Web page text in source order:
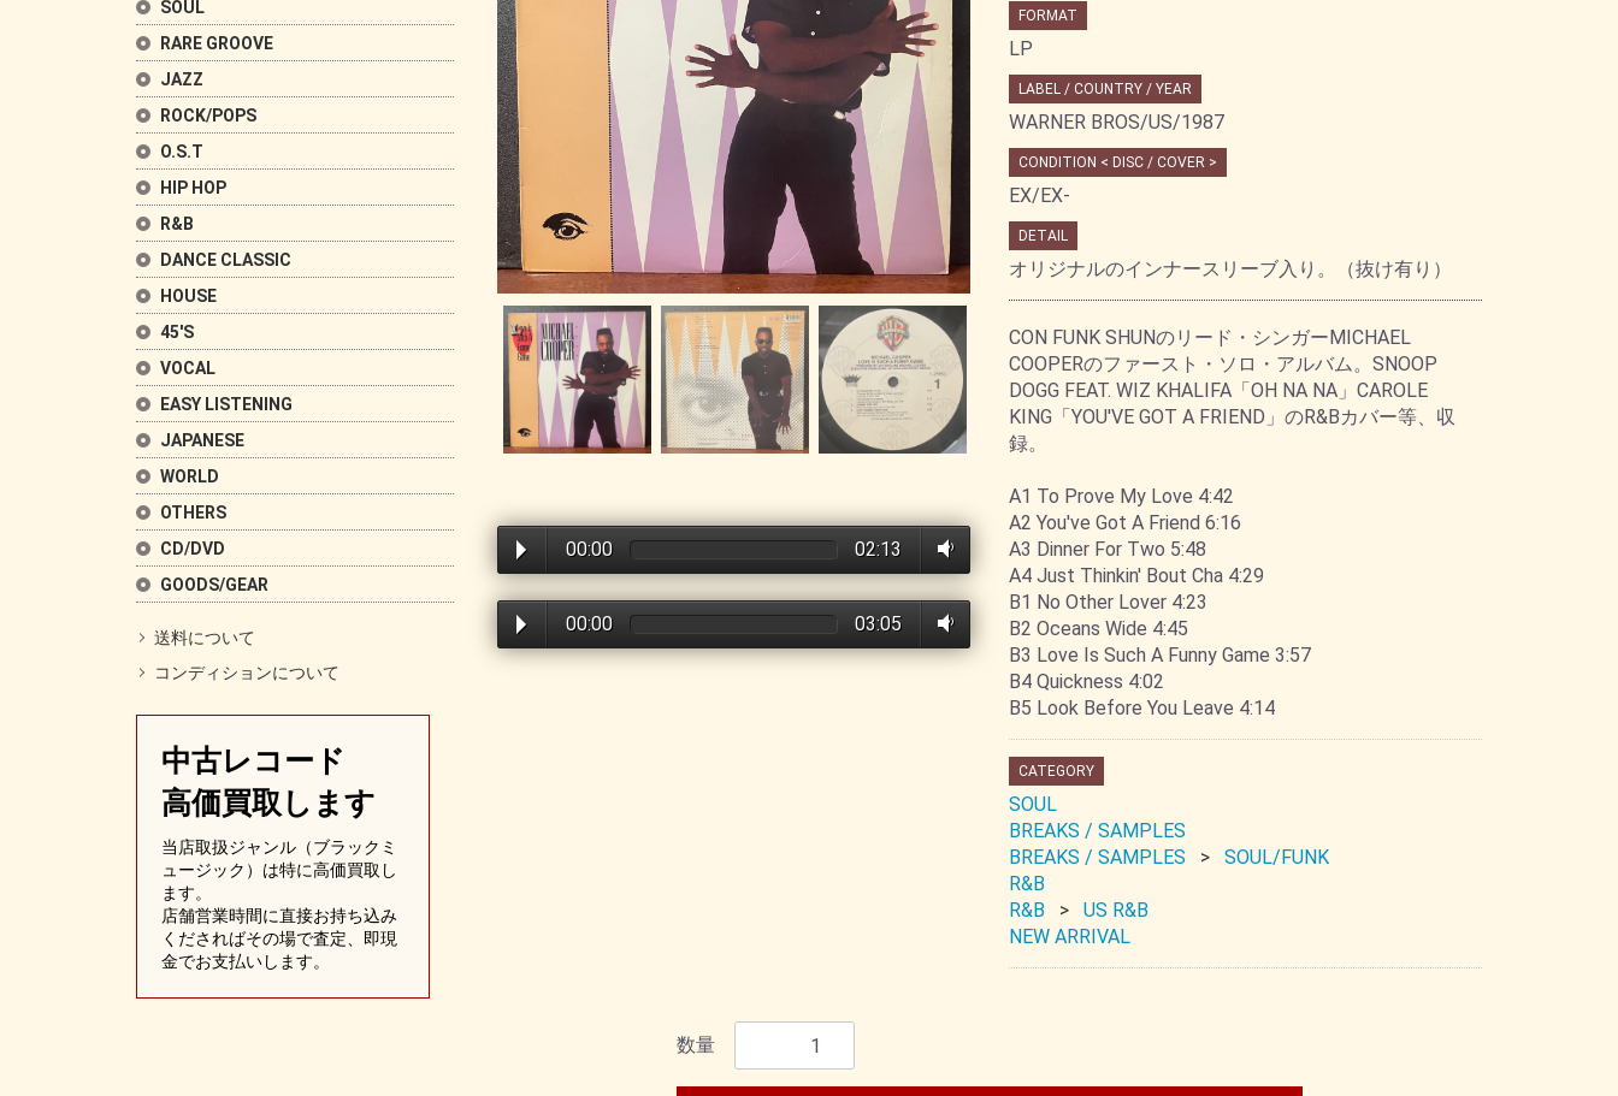
SOUL
RARE GROOVE
JAZZ
ROCK/POPS
O.S.T
HIP HOP
R&B
DANCE CLASSIC
HOUSE
45'S
VOCAL
EASY LISTENING
JAPANESE
WORLD
OTHERS
CD/DVD
GOODS/GEAR
送料について
コンディションについて
中古レコード
高価買取します
当店取扱ジャンル（ブラックミ
ュージック）は特に高価買取し
ます。
店舗営業時間に直接お持ち込み
くださればその場で査定、即現
金でお支払いします。
00:00 02:13
00:00 03:05
FORMAT
LP
LABEL / COUNTRY / YEAR
WARNER BROS/US/1987
CONDITION < DISC / COVER >
EX/EX-
DETAIL
オリジナルのインナースリーブ入り。（抜け有り）
CON FUNK SHUNのリード・シンガーMICHAEL
COOPERのファースト・ソロ・アルバム。SNOOP
DOGG FEAT. WIZ KHALIFA「OH NA NA」CAROLE
KING「YOU'VE GOT A FRIEND」のR&Bカバー等、収
録。
A1 To Prove My Love 4:42
A2 You've Got A Friend 6:16
A3 Dinner For Two 5:48
A4 Just Thinkin' Bout Cha 4:29
B1 No Other Lover 4:23
B2 Oceans Wide 4:45
B3 Love Is Such A Funny Game 3:57
B4 Quickness 4:02
B5 Look Before You Leave 4:14
CATEGORY
SOUL
BREAKS / SAMPLES
BREAKS / SAMPLES
SOUL/FUNK
R&B
R&B
US R&B
NEW ARRIVAL
数量